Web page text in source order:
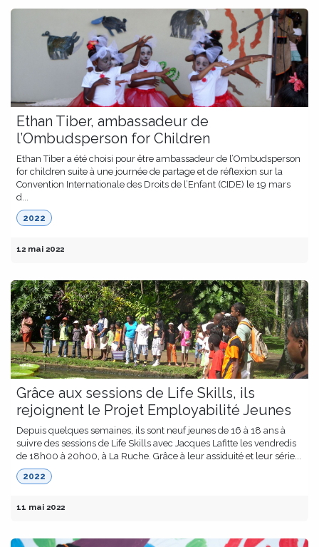
Ethan Tiber, ambassadeur de
l’Ombudsperson for Children
Ethan Tiber a été choisi pour être ambassadeur de l’Ombudsperson
for children suite à une journée de partage et de réflexion sur la
Convention Internationale des Droits de l’Enfant (CIDE) le 19 mars
d...
2022
12 mai 2022
Grâce aux sessions de Life Skills, ils
rejoignent le Projet Employabilité Jeunes
Depuis quelques semaines, ils sont neuf jeunes de 16 à 18 ans à
suivre des sessions de Life Skills avec Jacques Lafitte les vendredis
de 18h00 à 20h00, à La Ruche. Grâce à leur assiduité et leur série...
2022
11 mai 2022